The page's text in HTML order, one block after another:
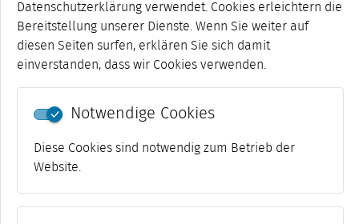
Datenschutzerklärung verwendet. Cookies erleichtern die
Bereitstellung unserer Dienste. Wenn Sie weiter auf
diesen Seiten surfen, erklären Sie sich damit
einverstanden, dass wir Cookies verwenden.
Notwendige Cookies
Diese Cookies sind notwendig zum Betrieb der
Website.